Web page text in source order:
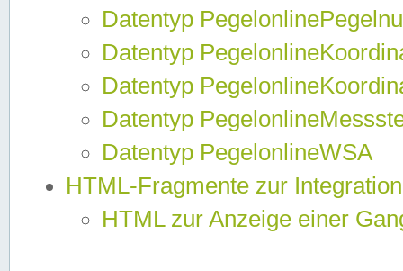
Datentyp
Datentyp
Datentyp
Datentyp
Datentyp PegelonlineWSA
HTML-Fragmente zur
HTML zur Anzeige einer